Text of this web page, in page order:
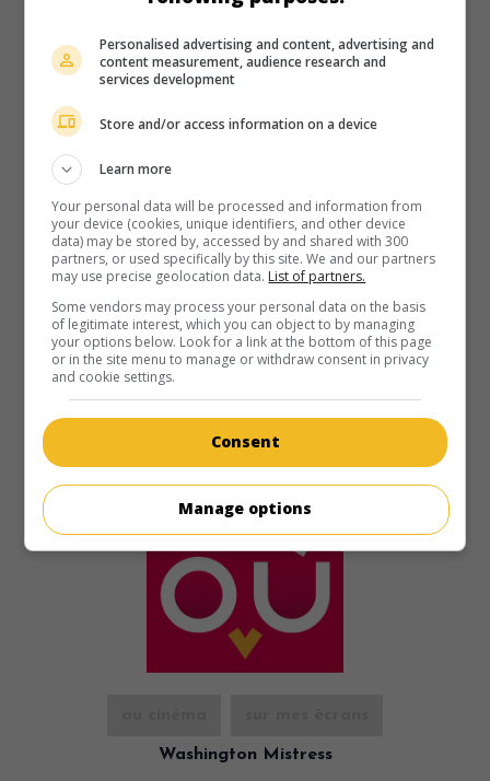
É.-U. 1983. Drame psychologique
Deborah Raffin,Ari Meyers,Tony Bill . Une femme qui a
quitté son foyer cherche à reprendre contact avec sa fille
quelques années plus tard.
Washington Mistress
Personalised advertising and content, advertising and
content measurement, audience research and
services development
Store and/or access information on a device
Learn more
Your personal data will be processed and information from
your device (cookies, unique identifiers, and other device
data) may be stored by, accessed by and shared with 300
partners, or used specifically by this site. We and our partners
may use precise geolocation data. List of partners.
Some vendors may process your personal data on the basis
of legitimate interest, which you can object to by managing
your options below. Look for a link at the bottom of this page
or in the site menu to manage or withdraw consent in privacy
and cookie settings.
Consent
Manage options